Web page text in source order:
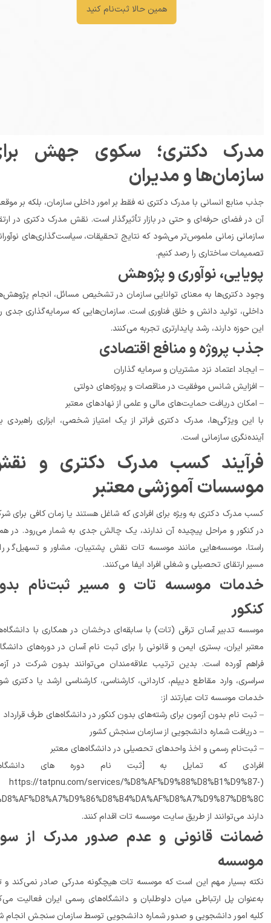
همین حالا ثبت‌نام کنید
مدرک دکتری؛ سکوی جهش برای
و مدیران
جذب منابع انسانی با مدرک دکتری نه فقط بر امور داخلی سازمان، بلکه بر موقعیت
آن در فضای حرفه‌ای و حتی در بازار تأثیرگذار است. نقش مدرک دکتری در ارتقای
سازمانی زمانی ملموس‌تر می‌شود که نتایج تحقیقات، سیاست‌گذاری‌های نوآورانه و
ساختاری را رصد کنیم.
نوآوری و پژوهش
داخلی، تولید دانش و خلق فناوری است. سازمان‌هایی که سرمایه‌گذاری جدی روی
دارند، رشد پایدارتری تجربه می‌کنند.
پروژه و منافع اقتصادی
اعتماد نزد مشتریان و سرمایه گذاران
شانس موفقیت در مناقصات و پروژه‌های دولتی
حمایت‌های مالی و علمی از نهادهای معتبر
فرآیند کسب مدرک دکتری و نقش
آموزشی معتبر
کسب مدرک دکتری به ‌ویژه برای افرادی که شاغل هستند یا زمان کافی برای شرکت
در کنکور و مراحل پیچیده آن ندارند، یک چالش جدی به شمار می‌رود. در همین
ارتقای تحصیلی و شغلی افراد ایفا می‌کنند.
خدمات موسسه تات و مسیر ثبت‌نام بدون
موسسه تدبیر آسان ترقی (تات) با سابقه‌ای درخشان در همکاری با دانشگاه‌های
معتبر ایران، بستری ایمن و قانونی را برای ثبت نام آسان در دوره‌های دانشگاهی
فراهم آورده است. بدین ترتیب علاقه‌مندان می‌توانند بدون شرکت در آزمون
سراسری، وارد مقاطع دیپلم، کاردانی، کارشناسی، کارشناسی ارشد یا دکتری شوند.
موسسه تات عبارتند از:
بدون آزمون برای رشته‌های بدون کنکور در دانشگاه‌های طرف قرارداد
شماره دانشجویی از سازمان سنجش کشور
در دانشگاه‌های معتبر
که تمایل به [ثبت نام دوره های دانشگاهی]
(https://tatpnu.com/services/
%D8%AF%D8%A7%D9%86%D8%B4%DA%AF%D8%A7%D9%87%DB%8C)
سایت موسسه تات اقدام کنند.
ضمانت قانونی و عدم صدور مدرک از سوی
نکته بسیار مهم این است که موسسه تات هیچگونه مدرکی صادر نمی‌کند و تنها
به‌عنوان پل ارتباطی میان داوطلبان و دانشگاه‌های رسمی ایران فعالیت می‌کند.
کلیه امور دانشجویی و صدور شماره دانشجویی توسط سازمان سنجش انجام شده